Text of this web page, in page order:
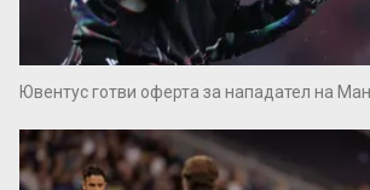
Ювентус готви оферта за нападател на